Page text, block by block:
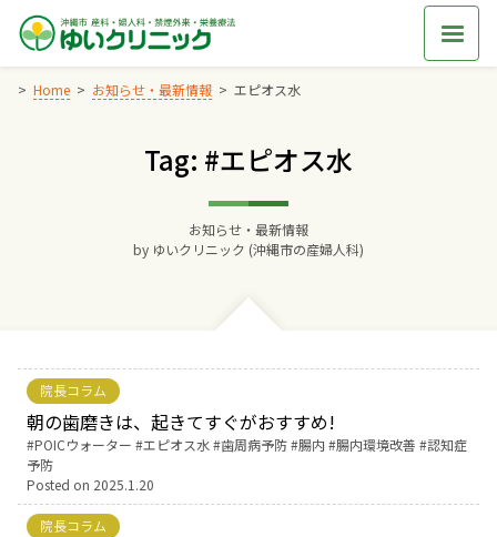
Skip
content
Home お知らせ・最新情報 エピオス水
Tag: #エピオス水
お知らせ・最新情報
by ゆいクリニック (沖縄市の産婦人科)
院長コラム
朝の歯磨きは、起きてすぐがおすすめ!
Tags:
POICウォーター エピオス水 歯周病予防 腸内 腸内環境改善
認知症
予防
Posted on 2025.1.20
院長コラム
Home
交通アクセス
診療料金